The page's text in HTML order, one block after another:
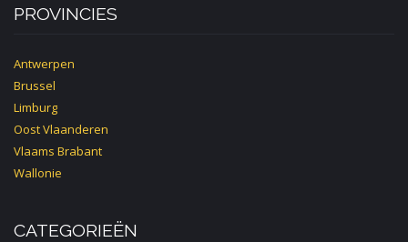
PROVINCIES
Antwerpen
Brussel
Limburg
Oost Vlaanderen
Vlaams Brabant
Wallonie
CATEGORIEËN